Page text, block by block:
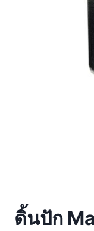
ดิ้นปัก